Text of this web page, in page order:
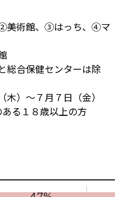
②美術館、③はっち、④マ
総合保健センターは除
木）～７月７日（金）
ある１８歳以上の方